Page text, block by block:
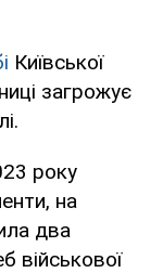
Київської
загрожує
року
на
два
військової